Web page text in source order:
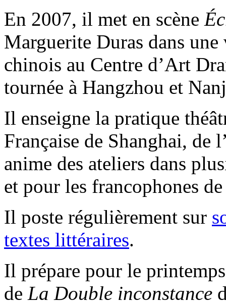
En 2007, il met en scène
Marguerite Duras dans
chinois au Centre d’Art
tournée à Hangzhou et
Il enseigne la pratique
Française de Shanghai, de
anime des ateliers dans
et pour les francophones
Il poste régulièrement sur
textes littéraires.
Il prépare pour le
de La Double inconstance